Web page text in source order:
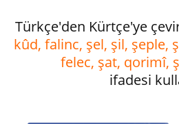
Türkçe'den Kürtçe'ye
kûd, falinc, şel, şil, şeple,
felec, şat, qorimî,
ifadesi